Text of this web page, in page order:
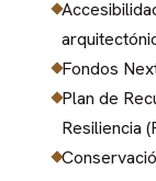
Fondos
Plan de
Resiliencia